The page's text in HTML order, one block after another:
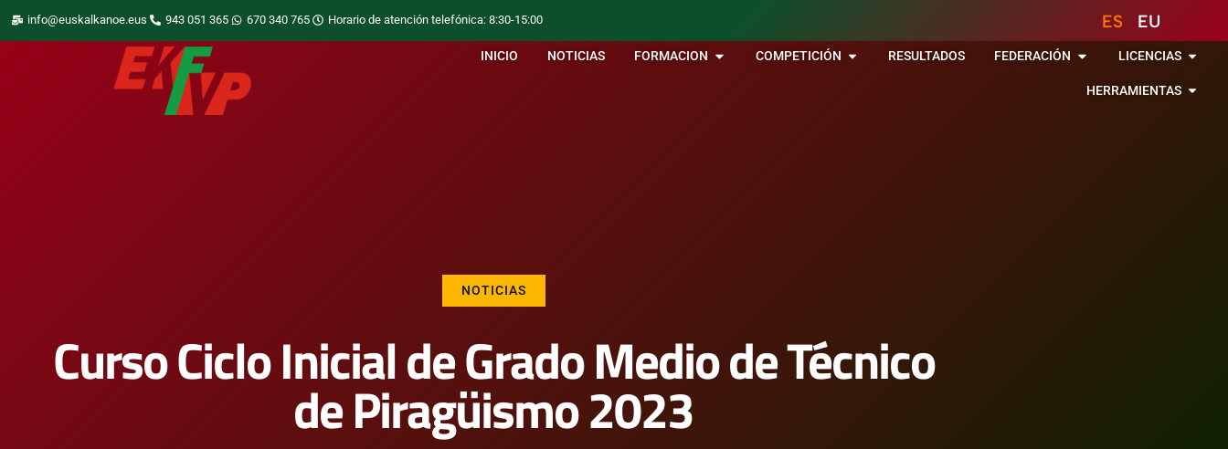
info@euskalkanoe.eus 943 051 365 670 340 765 Horario de atención telefónica: 8:30-15:00 ES EU
INICIO NOTICIAS FORMACION COMPETICIÓN RESULTADOS FEDERACIÓN LICENCIAS
HERRAMIENTAS
NOTICIAS
Curso Ciclo Inicial de Grado Medio de Técnico
de Piragüismo 2023